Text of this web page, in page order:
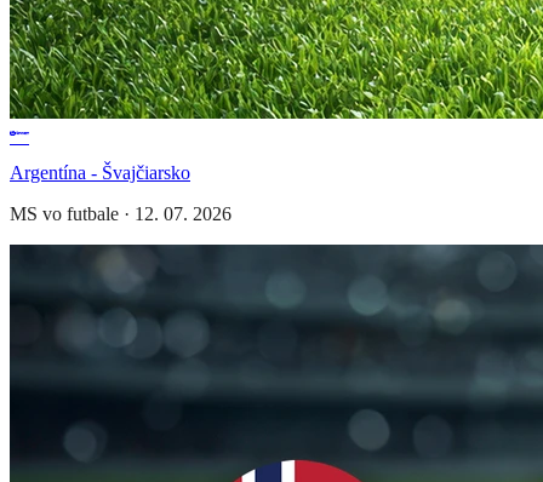
Argentína - Švajčiarsko
MS vo futbale · 12. 07. 2026